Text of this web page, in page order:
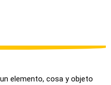
elemento, cosa y objeto